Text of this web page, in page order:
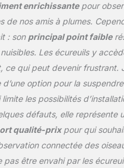
invite plus d'oiseaux
dans votre
jardin. Créez et
des souvenirs :
et partagez des
d'oiseaux avec vos
et votre famille sur
les appareils, faisant
expérience joyeuse
tous. Installation
effort : installation
et facile pour les
enrichissantepour
de nos amis à plumes.
: son principal point faible
Les écureuils y
ce qui peut devenir frustrant.
d’une option pour la
les possibilités
défauts, elle représente
qualité-prixpour qui
connectée des
pas être envahi par les